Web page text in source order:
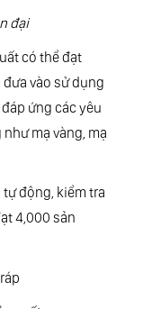
đại
có thể đạt
vào sử dụng
ứng các yêu
mạ vàng, mạ
động, kiểm tra
4,000 sản